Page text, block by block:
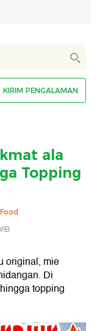
KIRIM PENGALAMAN
ala
Topping
original, mie
Di
topping